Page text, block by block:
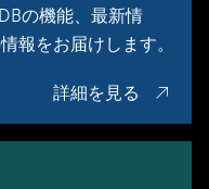
の機能、最新情
報をお届けします。
詳細を見る